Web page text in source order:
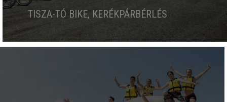
TISZA-TÓ BIKE, KERÉKPÁRBÉRLÉS